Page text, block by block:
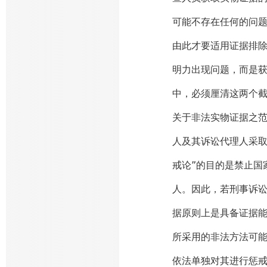
可能不存在任何的问
由此才要适用证据排
明力出现问题，而是
中，必须厘清这两个
关于非法实物证据之
人及其诉讼代理人采
戒论”的目的是禁止
人。因此，若刑事诉
据原则上是具备证据
所采用的非法方法可
依法单独对其进行惩